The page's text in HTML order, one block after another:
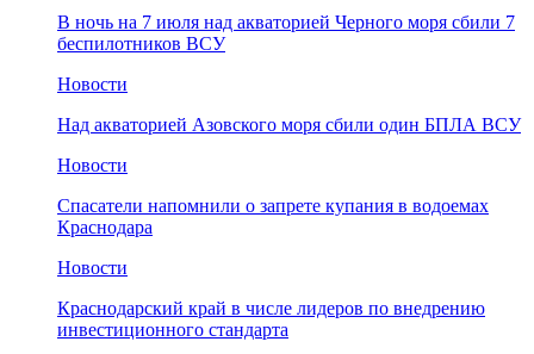
В ночь на 7 июля над акваторией Черного моря сбили 7
беспилотников ВСУ
Новости
Над акваторией Азовского моря сбили один БПЛА ВСУ
Новости
Спасатели напомнили о запрете купания в водоемах
Краснодара
Новости
Краснодарский край в числе лидеров по внедрению
инвестиционного стандарта